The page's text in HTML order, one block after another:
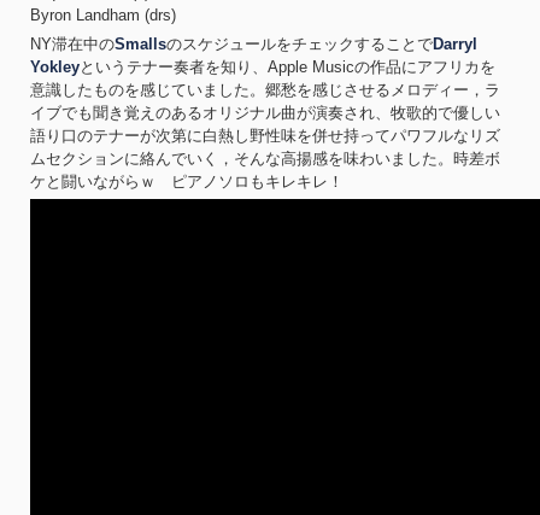
Byron Landham (drs)
NY滞在中のSmallsのスケジュールをチェックすることでDarryl
Yokleyというテナー奏者を知り、Apple Musicの作品にアフリカを
意識したものを感じていました。郷愁を感じさせるメロディー，ラ
イブでも聞き覚えのあるオリジナル曲が演奏され、牧歌的で優しい
語り口のテナーが次第に白熱し野性味を併せ持ってパワフルなリズ
ムセクションに絡んでいく，そんな高揚感を味わいました。時差ボ
ケと闘いながらｗ ピアノソロもキレキレ！